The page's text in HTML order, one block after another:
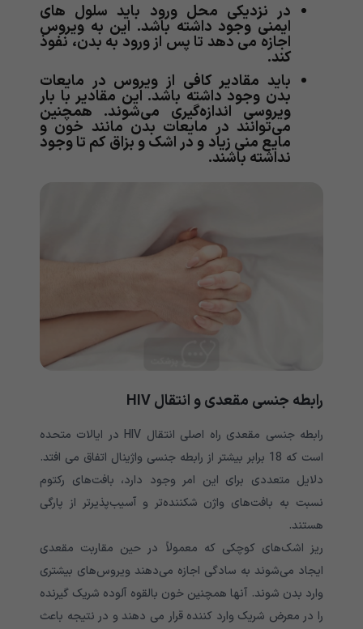
در نزدیکی محل ورود باید سلول های
ایمنی وجود داشته باشد. این به ویروس
اجازه می دهد تا پس از ورود به بدن، نفوذ
کند.
باید مقادیر کافی از ویروس در مایعات
بدن وجود داشته باشد. این مقادیر با بار
ویروسی اندازه‌گیری می‌شوند. همچنین
می‌توانند در مایعات بدن مانند خون و
مایع منی زیاد و در اشک و بزاق کم تا وجود
نداشته باشند.
رابطه جنسی مقعدی و انتقال HIV
رابطه جنسی مقعدی راه اصلی انتقال HIV در ایالات متحده
است که 18 برابر بیشتر از رابطه جنسی واژینال اتفاق می افتد.
دلایل متعددی برای این امر وجود دارد، بافت‌های رکتوم
نسبت به بافت‌های واژن شکننده‌تر و آسیب‌پذیرتر از پارگی
هستند.
ریز اشک‌های کوچکی که معمولاً در حین مقاربت مقعدی
ایجاد می‌شوند به سادگی اجازه می‌دهند ویروس‌های بیشتری
وارد بدن شوند. آنها همچنین خون بالقوه آلوده شریک گیرنده
را در معرض شریک وارد کننده قرار می دهند و در نتیجه باعث